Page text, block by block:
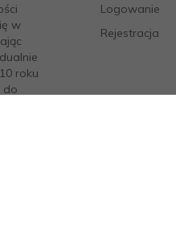
Logowanie
Rejestracja
w
roku
do